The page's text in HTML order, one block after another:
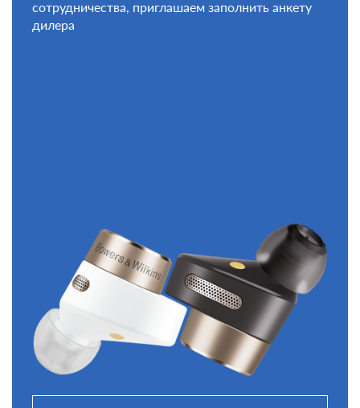
сотрудничества, приглашаем заполнить анкету
дилера